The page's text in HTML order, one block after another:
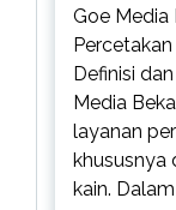
Goe Media
Definisi
Media
layanan
khususnya
kain.